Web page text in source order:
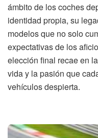
ámbito de los coches
identidad propia, su
modelos que no solo
expectativas de los
elección final recae en
vida y la pasión que
vehículos despierta.